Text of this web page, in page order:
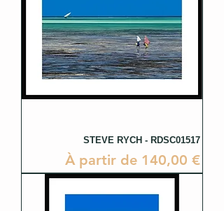
STEVE RYCH - RDSC01517
À partir de 140,00 €
Prix promotionnel